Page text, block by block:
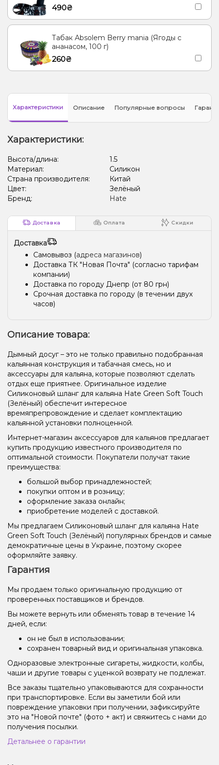
490₴
Табак Absolem Berry mania (Ягоды с
ананасом, 100 г)
260₴
Характеристики Описание Популярные вопросы
Характеристики:
Высота/длина:
1.5
Материал:
Силикон
Страна производителя:
Китай
Цвет:
Зелёный
Бренд:
Hate
Доставка Оплата Скидки
Доставка
Самовывоз (адреса магазинов)
Доставка ТК "Новая Почта" (согласно тарифам
компании)
Доставка по городу Днепр (от 80 грн)
Срочная доставка по городу (в течении двух
часов)
Описание товара:
Дымный досуг – это не только правильно подобранная
кальянная конструкция и табачная смесь, но и
аксессуары для кальяна, которые позволяют сделать
отдых еще приятнее. Оригинальное изделие
Силиконовый шланг для кальяна Hate Green Soft Touch
(Зелёный) обеспечит интересное
времяпрепровождение и сделает комплектацию
кальянной установки полноценной.
Интернет-магазин аксессуаров для кальянов предлагает
купить продукцию известного производителя по
оптимальной стоимости. Покупатели получат такие
преимущества:
большой выбор принадлежностей;
покупки оптом и в розницу;
оформление заказа онлайн;
приобретение моделей с доставкой.
Мы предлагаем Силиконовый шланг для кальяна Hate
Green Soft Touch (Зелёный) популярных брендов и самые
демократичные цены в Украине, поэтому скорее
оформляйте заявку.
Гарантия
Мы продаем только оригинальную продукцию от
проверенных поставщиков и брендов.
Вы можете вернуть или обменять товар в течение 14
дней, если:
он не был в использовании;
сохранен товарный вид и оригинальная упаковка.
Одноразовые электронные сигареты, жидкости, колбы,
чаши и другие товары с уценкой возврату не подлежат.
Все заказы тщательно упаковываются для сохранности
при транспортировке. Если вы заметили бой или
повреждение упаковки при получении, зафиксируйте
это на "Новой почте" (фото + акт) и свяжитесь с нами до
получения посылки.
Детальнее о гарантии